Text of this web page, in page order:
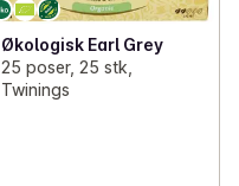
Økologisk Earl Grey
25 poser, 25 stk,
Twinings